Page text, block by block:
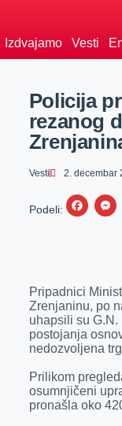
Izdvajamo Vesti
Policija
rezanog
Vesti 2. decembar
Podeli:
F
b
o
o
e
g
e
r
Pripadnici
Zrenjaninu, po
uhapsili su
postojanja
nedozvoljena
Prilikom
osumnjičeni
pronašla oko